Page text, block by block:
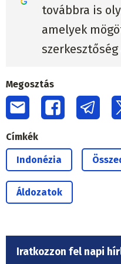
továbbra is
amelyek
szerkesztőség
Megosztás
Címkék
Indonézia
Áldozatok
Iratkozzon fel napi